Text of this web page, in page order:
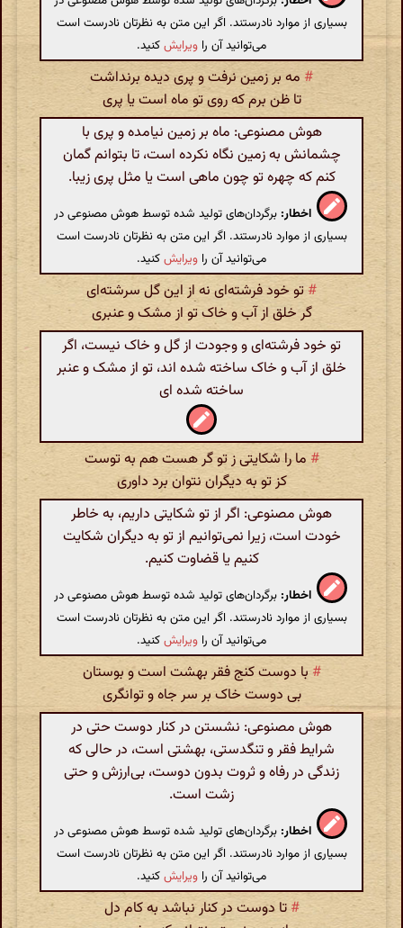
بسیاری از موارد نادرستند. اگر این متن به نظرتان نادرست است
می‌توانید آن را ویرایشکنید.
# مه بر زمین نرفت و پری دیده برنداشت
تا ظن برم که روی تو ماه است یا پری
هوش مصنوعی: ماه بر زمین نیامده و پری با
چشمانش به زمین نگاه نکرده است، تا بتوانم گمان
کنم که چهره تو چون ماهی است یا مثل پری زیبا.
اخطار: برگردان‌های تولید شده توسط هوش مصنوعی در
بسیاری از موارد نادرستند. اگر این متن به نظرتان نادرست است
می‌توانید آن را ویرایشکنید.
# تو خود فرشته‌ای نه از این گل سرشته‌ای
گر خلق از آب و خاک تو از مشک و عنبری
تو خود فرشته‌ای و وجودت از گل و خاک نیست، اگر
خلق از آب و خاک ساخته شده اند، تو از مشک و عنبر
ساخته شده ای
# ما را شکایتی ز تو گر هست هم به توست
کز تو به دیگران نتوان برد داوری
هوش مصنوعی: اگر از تو شکایتی داریم، به خاطر
خودت است، زیرا نمی‌توانیم از تو به دیگران شکایت
کنیم یا قضاوت کنیم.
اخطار: برگردان‌های تولید شده توسط هوش مصنوعی در
بسیاری از موارد نادرستند. اگر این متن به نظرتان نادرست است
می‌توانید آن را ویرایشکنید.
# با دوست کنج فقر بهشت است و بوستان
بی دوست خاک بر سر جاه و توانگری
هوش مصنوعی: نشستن در کنار دوست حتی در
شرایط فقر و تنگدستی، بهشتی است، در حالی که
زندگی در رفاه و ثروت بدون دوست، بی‌ارزش و حتی
زشت است.
اخطار: برگردان‌های تولید شده توسط هوش مصنوعی در
بسیاری از موارد نادرستند. اگر این متن به نظرتان نادرست است
می‌توانید آن را ویرایشکنید.
# تا دوست در کنار نباشد به کام دل